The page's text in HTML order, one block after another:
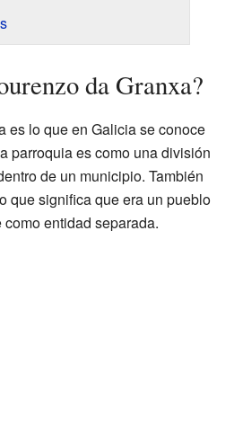
da Granxa?
es lo que en Galicia se conoce
parroquia es como una división
de un municipio. También
que significa que era un pueblo
entidad separada.